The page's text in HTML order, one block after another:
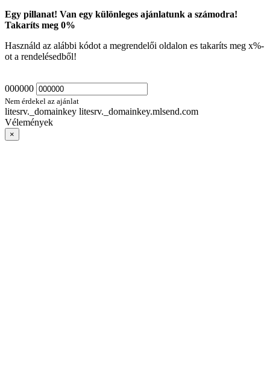
Egy pillanat! Van egy különleges ajánlatunk a számodra!
Takaríts meg 0%
Használd az alábbi kódot a megrendelői oldalon es takaríts meg x%-
ot a rendelésedből!
000000
Nem érdekel az ajánlat
litesrv._domainkey litesrv._domainkey.mlsend.com
Vélemények
×